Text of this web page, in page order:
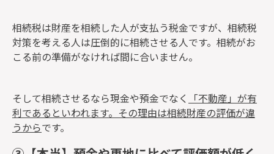
相続税は財産を相続した人が支払う税金ですが、相続税
対策を考える人は圧倒的に相続させる人です。相続がお
こる前の準備がなければ間に合いません。
そして相続させるなら現金や預金でなく
「不動産」が有
利であるといわれます。その理由は相続財産の評価が違
うからです。